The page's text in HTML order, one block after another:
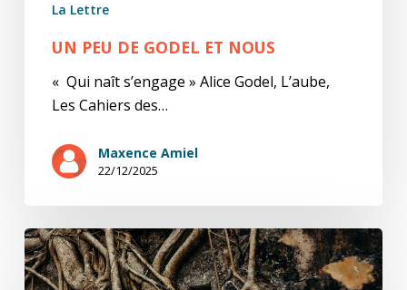
La Lettre
UN PEU DE GODEL ET NOUS
« Qui naît s’engage » Alice Godel, L’aube,
Les Cahiers des…
Maxence Amiel
22/12/2025
L’étrangleur